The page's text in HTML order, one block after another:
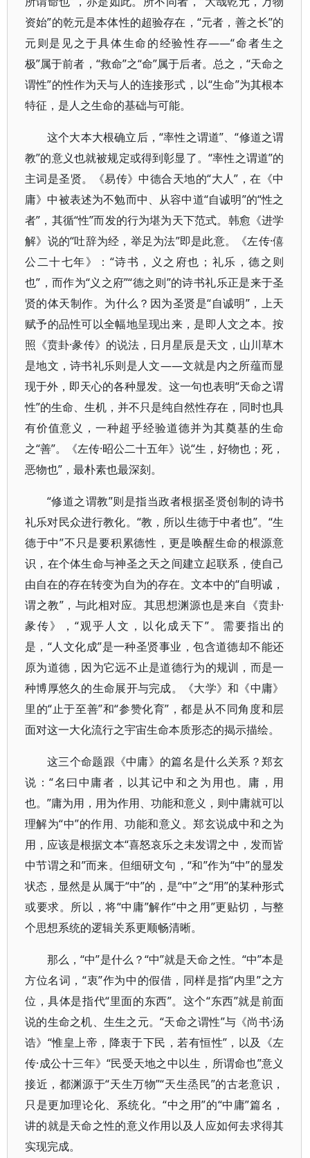
资始”的乾元是本体性的超验存在，“元者，善之长”的
元则是见之于具体生命的经验性存——“命者生之
极”属于前者，“救命”之“命”属于后者。总之，“天命之
谓性”的性作为天与人的连接形式，以“生命”为其根本
特征，是人之生命的基础与可能。
这个大本大根确立后，“率性之谓道”、“修道之谓
教”的意义也就被规定或得到彰显了。“率性之谓道”的
主词是圣贤。《易传》中德合天地的“大人”，在《中
庸》中被表述为不勉而中、从容中道“自诚明”的“性之
者”，其循“性”而发的行为堪为天下范式。韩愈《进学
解》说的“吐辞为经，举足为法”即是此意。《左传·僖
公二十七年》：“诗书，义之府也；礼乐，德之则
也”，而作为“义之府”“德之则”的诗书礼乐正是来于圣
贤的体天制作。为什么？因为圣贤是“自诚明”，上天
赋予的品性可以全幅地呈现出来，是即人文之本。按
照《贲卦·彖传》的说法，日月星辰是天文，山川草木
是地文，诗书礼乐则是人文——文就是内之所蕴而显
现于外，即天心的各种显发。这一句也表明“天命之谓
性”的生命、生机，并不只是纯自然性存在，同时也具
有价值意义，一种超乎经验道德并为其奠基的生命
之“善”。《左传·昭公二十五年》说“生，好物也；死，
恶物也”，最朴素也最深刻。
“修道之谓教”则是指当政者根据圣贤创制的诗书
礼乐对民众进行教化。“教，所以生德于中者也”。“生
德于中”不只是要积累德性，更是唤醒生命的根源意
识，在个体生命与神圣之天之间建立起联系，使自己
由自在的存在转变为自为的存在。文本中的“自明诚，
谓之教”，与此相对应。其思想渊源也是来自《贲卦·
彖传》，“观乎人文，以化成天下”。需要指出的
是，“人文化成”是一种圣贤事业，包含道德却不能还
原为道德，因为它远不止是道德行为的规训，而是一
种博厚悠久的生命展开与完成。《大学》和《中庸》
里的“止于至善”和“参赞化育”，都是从不同角度和层
面对这一大化流行之宇宙生命本质形态的揭示描绘。
这三个命题跟《中庸》的篇名是什么关系？郑玄
说：“名曰中庸者，以其记中和之为用也。庸，用
也。”庸为用，用为作用、功能和意义，则中庸就可以
理解为“中”的作用、功能和意义。郑玄说成中和之为
用，应该是根据文本“喜怒哀乐之未发谓之中，发而皆
中节谓之和”而来。但细研文句，“和”作为“中”的显发
状态，显然是从属于“中”的，是“中”之“用”的某种形式
或要求。所以，将“中庸”解作“中之用”更贴切，与整
个思想系统的逻辑关系更顺畅清晰。
那么，“中”是什么？“中”就是天命之性。“中”本是
方位名词，“衷”作为中的假借，同样是指“内里”之方
位，具体是指代“里面的东西”。这个“东西”就是前面
说的生命之机、生生之元。“天命之谓性”与《尚书·汤
诰》“惟皇上帝，降衷于下民，若有恒性”，以及《左
传·成公十三年》“民受天地之中以生，所谓命也”意义
接近，都渊源于“天生万物”“天生烝民”的古老意识，
只是更加理论化、系统化。“中之用”的“中庸”篇名，
讲的就是天命之性的意义作用以及人应如何去求得其
实现完成。